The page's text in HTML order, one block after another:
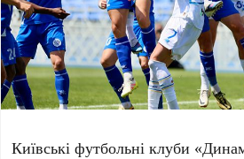
Київські футбольні клуби